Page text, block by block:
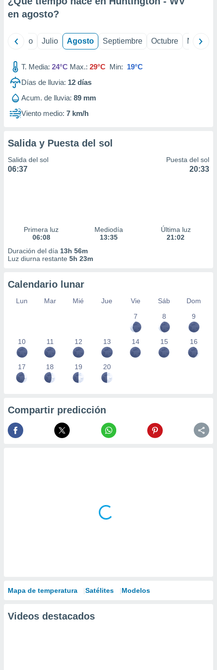
e
publicidad
publicidad
de
en agosto?
Junio Julio Agosto Septiembre Octubre
T. Media: 24°C Max.: 29°C Min: 19°C
Días de lluvia: 12 días
Acum. de lluvia: 89 mm
Viento medio: 7 km/h
Salida y Puesta del sol
Salida del sol
06:37
Puesta del sol
20:33
Primera luz
06:08
Mediodía
13:35
Última luz
21:02
Duración del día 13h 56m
Luz diurna restante 5h 23m
Calendario lunar
Lun Mar Mié Jue Vie Sáb
Dom
7
8 9
10 11 12 13 14 15 16
17 18 19 20
Compartir predicción
Mapa de temperatura Satélites Modelos
Videos destacados